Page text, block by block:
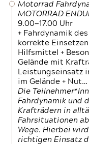
Motorrad
MOTORRAD
9.00—17.00 Uhr
+ Fahrdynamik
korrekte
Hilfsmittel +
Gelände mit
Leistungseinsatz
im Gelände + Nut…
Die
Fahrdynamik und
Krafträdern in
Fahrsituationen
Wege. Hierbei
richtigen Einsatz